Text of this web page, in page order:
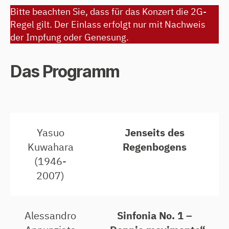
Bitte beachten Sie, dass für das Konzert die 2G-
Regel gilt. Der Einlass erfolgt nur mit Nachweis
der Impfung oder Genesung.
Das Programm
Yasuo
Kuwahara
(1946-
2007)
Jenseits des
Regenbogens
Alessandro
Sinfonia No. 1 –